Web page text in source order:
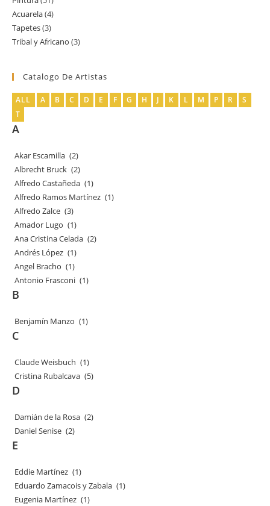
productos
Acuarela 44
productos
Tapetes 33
productos
Tribal y Africano 33
Catalogo De Artistas
ALL A B C D E F G H J K L M P R
S
T
A
Akar Escamilla (2)
Albrecht Bruck (2)
Alfredo Castañeda (1)
Alfredo Ramos Martínez (1)
Alfredo Zalce (3)
Amador Lugo (1)
Ana Cristina Celada (2)
Andrés López (1)
Angel Bracho (1)
Antonio Frasconi (1)
B
Benjamín Manzo (1)
C
Claude Weisbuch (1)
Cristina Rubalcava (5)
D
Damián de la Rosa (2)
Daniel Senise (2)
E
Eddie Martínez (1)
Eduardo Zamacois y Zabala (1)
Eugenia Martínez (1)